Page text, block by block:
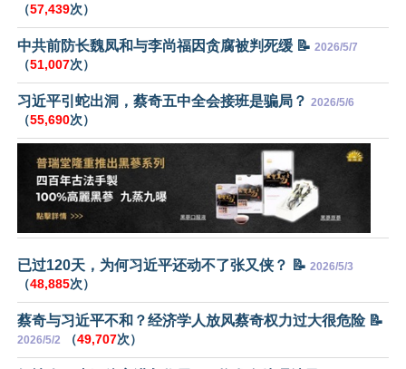
（57,439次）
中共前防长魏凤和与李尚福因贪腐被判死缓 📝 2026/5/7
（51,007次）
习近平引蛇出洞，蔡奇五中全会接班是骗局？ 2026/5/6
（55,690次）
已过120天，为何习近平还动不了张又侠？ 📝 2026/5/3
（48,885次）
蔡奇与习近平不和？经济学人放风蔡奇权力过大很危险 📝
2026/5/2 （49,707次）